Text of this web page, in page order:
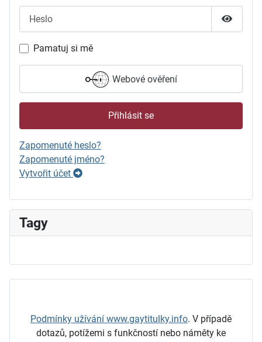
Pamatuj si mě
Webové ověření
Přihlásit se
Zapomenuté heslo?
Zapomenuté jméno?
Vytvořit účet
Tagy
Podmínky užívání www.gaytitulky.info. V případě
dotazů, potížemi s funkčností nebo náměty ke